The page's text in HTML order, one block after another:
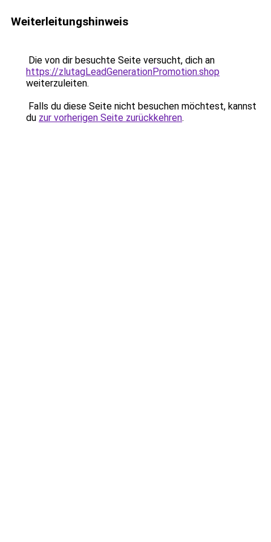
Weiterleitungshinweis
Die von dir besuchte Seite versucht, dich an
https://zlutagLeadGenerationPromotion.shop
weiterzuleiten.
Falls du diese Seite nicht besuchen möchtest, kannst
du zur vorherigen Seite zurückkehren.